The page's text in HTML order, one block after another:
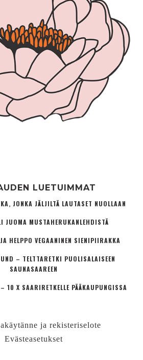
LUETUIMMAT
JONKA JÄLJILTÄ LAUTASET NUOLLAAN
JUOMA MUSTAHERUKANLEHDISTÄ
HELPPO VEGAANINEN SIENIPIIRAKKA
– TELTTARETKI PUOLISALAISEEN
SAUNASAAREEN
10 X SAARIRETKELLE PÄÄKAUPUNGISSA
ja rekisteriselote
Evästeasetukset